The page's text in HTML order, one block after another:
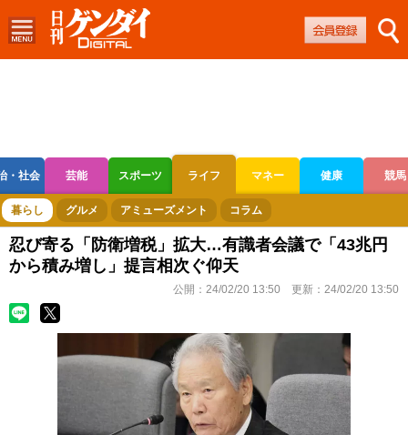
・社会 芸能 スポーツ ライフ マネー 健康 競馬
ボートレース 競輪 オートレース
暮らし グルメ アミューズメント コラム
忍び寄る「防衛増税」拡大…有識者会議で「43兆円
から積み増し」提言相次ぐ仰天
公開： 24/02/20 13:50 更新： 24/02/20 13:50